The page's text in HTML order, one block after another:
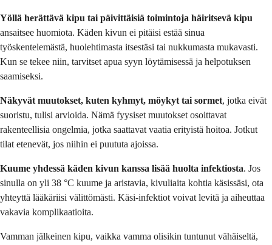
Yöllä herättävä kipu tai päivittäisiä toimintoja häiritsevä kipu
ansaitsee huomiota. Käden kivun ei pitäisi estää sinua
työskentelemästä, huolehtimasta itsestäsi tai nukkumasta mukavasti.
Kun se tekee niin, tarvitset apua syyn löytämisessä ja helpotuksen
saamiseksi.
Näkyvät muutokset, kuten kyhmyt, möykyt tai sormet, jotka eivät
suoristu, tulisi arvioida. Nämä fyysiset muutokset osoittavat
rakenteellisia ongelmia, jotka saattavat vaatia erityistä hoitoa. Jotkut
tilat etenevät, jos niihin ei puututa ajoissa.
Kuume yhdessä käden kivun kanssa lisää huolta infektiosta. Jos
sinulla on yli 38 °C kuume ja aristavia, kivuliaita kohtia käsissäsi, ota
yhteyttä lääkäriisi välittömästi. Käsi-infektiot voivat levitä ja aiheuttaa
vakavia komplikaatioita.
Vamman jälkeinen kipu, vaikka vamma olisikin tuntunut vähäiseltä,